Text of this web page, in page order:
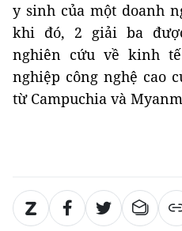
y sinh của một doanh
khi đó, 2 giải ba
nghiên cứu về kinh
nghiệp công nghệ cao
từ Campuchia và